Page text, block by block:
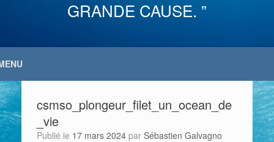
GRANDE CAUSE. ”
csmso_plongeur_filet_un_ocean_de
_vie
Publié le 17 mars 2024 par Sébastien Galvagno